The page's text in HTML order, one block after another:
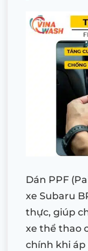
Dán PPF
xe Subaru
thực, giúp
xe thể thao
chính khi áp